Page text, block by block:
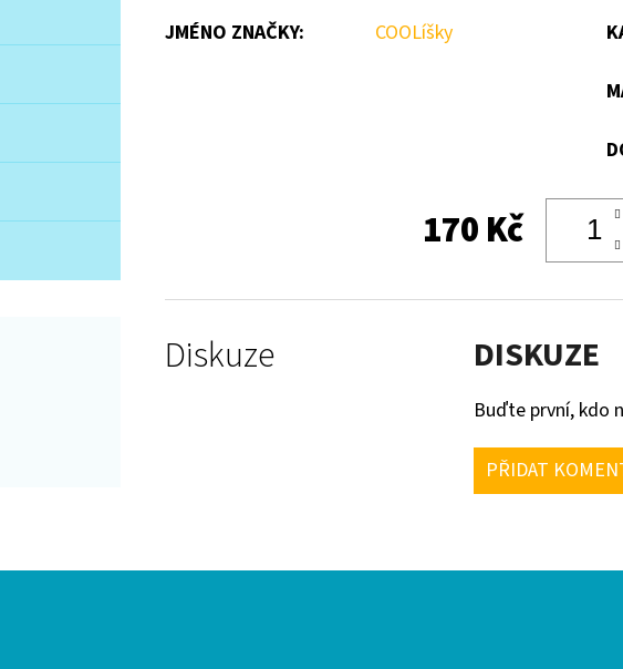
JMÉNO ZNAČKY: COOLíšky
170 Kč
Diskuze DISKUZE
Buďte první, kdo
PŘIDAT